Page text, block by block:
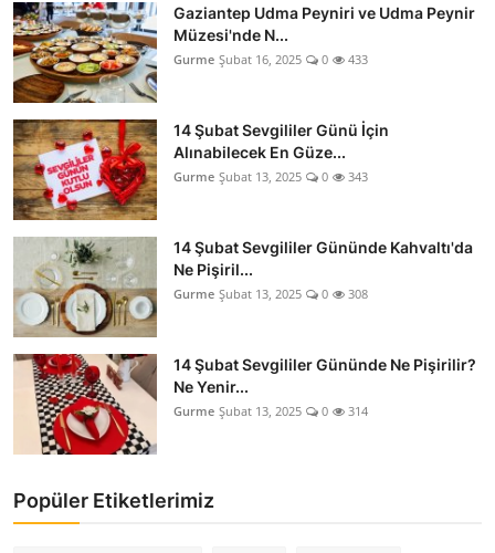
Gaziantep Udma Peyniri ve Udma Peynir
Müzesi'nde N...
Gurme Şubat 16, 2025 0 433
14 Şubat Sevgililer Günü İçin
Alınabilecek En Güze...
Gurme Şubat 13, 2025 0 343
14 Şubat Sevgililer Gününde Kahvaltı'da
Ne Pişiril...
Gurme Şubat 13, 2025 0 308
14 Şubat Sevgililer Gününde Ne Pişirilir?
Ne Yenir...
Gurme Şubat 13, 2025 0 314
Popüler Etiketlerimiz